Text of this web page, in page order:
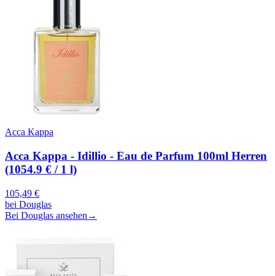
Acca Kappa
Acca Kappa - Idillio - Eau de Parfum 100ml Herren
(1054.9 € / 1 l)
105,49 €
bei Douglas
Bei Douglas ansehen →